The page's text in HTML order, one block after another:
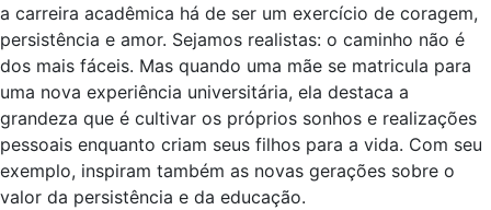
a carreira acadêmica há de ser um exercício de coragem,
persistência e amor. Sejamos realistas: o caminho não é
dos mais fáceis. Mas quando uma mãe se matricula para
uma nova experiência universitária, ela destaca a
grandeza que é cultivar os próprios sonhos e realizações
pessoais enquanto criam seus filhos para a vida. Com seu
exemplo, inspiram também as novas gerações sobre o
valor da persistência e da educação.